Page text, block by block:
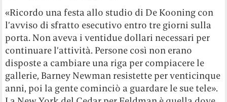
«Ricordo una festa allo studio di De Kooning con
l’avviso di sfratto esecutivo entro tre giorni sulla
porta. Non aveva i ventidue dollari necessari per
continuare l’attività. Persone così non erano
disposte a cambiare una riga per compiacere le
gallerie, Barney Newman resistette per venticinque
anni, poi la gente cominciò a guardare le sue tele».